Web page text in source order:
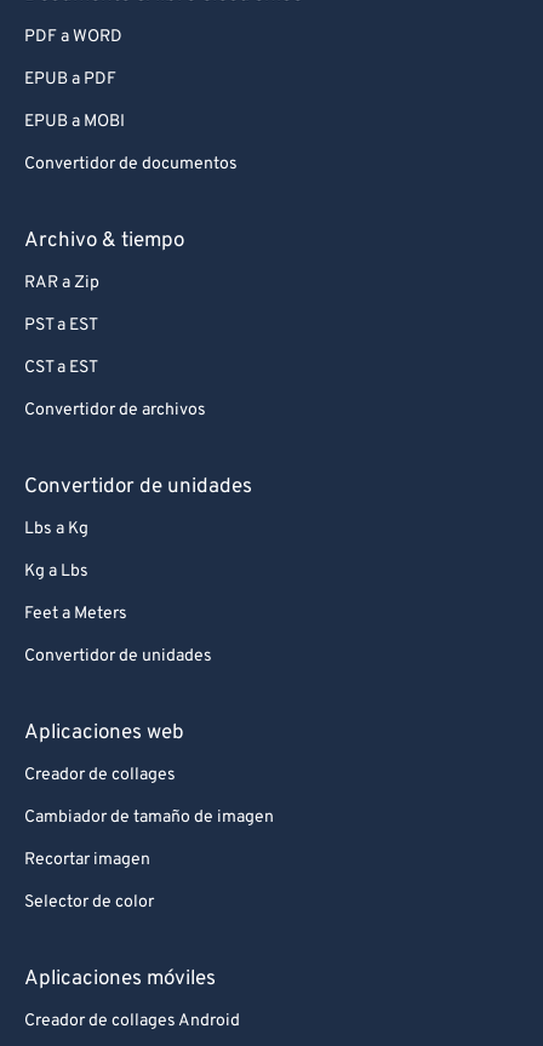
PDF a WORD
EPUB a PDF
EPUB a MOBI
Convertidor de documentos
Archivo & tiempo
RAR a Zip
PST a EST
CST a EST
Convertidor de archivos
Convertidor de unidades
Lbs a Kg
Kg a Lbs
Feet a Meters
Convertidor de unidades
Aplicaciones web
Creador de collages
Cambiador de tamaño de imagen
Recortar imagen
Selector de color
Aplicaciones móviles
Creador de collages Android